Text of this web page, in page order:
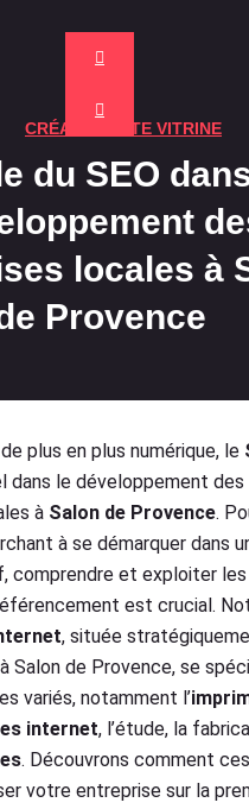
CRÉATION SITE VITRINE
du SEO
locales à
Provence
plus en plus numérique, le
dans le développement des
à Salon de Provence.
à se démarquer dans
comprendre et exploiter les
est crucial.
, située
Salon de Provence, se
variés, notamment l’
internet, l’étude, la
. Découvrons comment
votre entreprise sur la